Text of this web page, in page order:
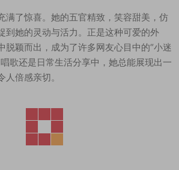
满了惊喜。她的五官精致，笑容甜美，仿
到她的灵动与活力。正是这种可爱的外
脱颖而出，成为了许多网友心目中的“小迷
歌还是日常生活分享中，她总能展现出一
倍感亲切。